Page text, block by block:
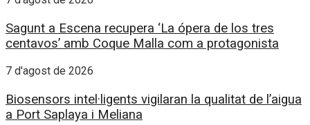
Sagunt a Escena recupera ‘La ópera de los tres
centavos’ amb Coque Malla com a protagonista
7 d'agost de 2026
Biosensors intel·ligents vigilaran la qualitat de l’aigua
a Port Saplaya i Meliana